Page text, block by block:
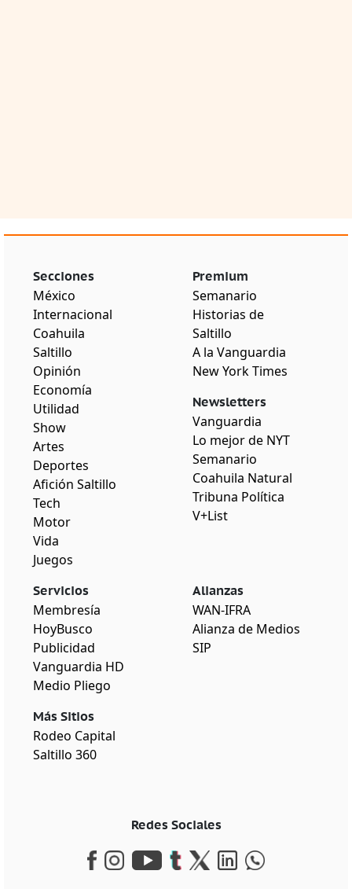
Secciones
México
Internacional
Coahuila
Saltillo
Opinión
Economía
Utilidad
Show
Artes
Deportes
Afición Saltillo
Tech
Motor
Vida
Juegos
Premium
Semanario
Historias de
Saltillo
A la Vanguardia
New York Times
Newsletters
Vanguardia
Lo mejor de NYT
Semanario
Coahuila Natural
Tribuna Política
V+List
Servicios
Membresía
HoyBusco
Publicidad
Vanguardia HD
Medio Pliego
Más Sitios
Rodeo Capital
Saltillo 360
Alianzas
WAN-IFRA
Alianza de Medios
SIP
Redes Sociales